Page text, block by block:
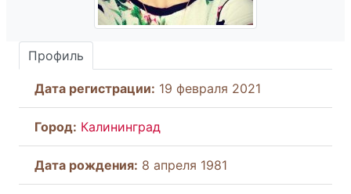
Профиль
Дата регистрации: 19 февраля 2021
Город: Калининград
Дата рождения: 8 апреля 1981